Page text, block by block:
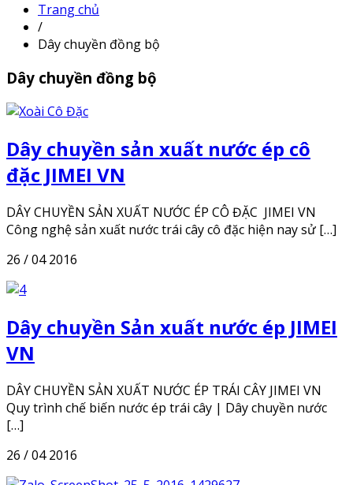
Trang chủ
/
Dây chuyền đồng bộ
Dây chuyền đồng bộ
Dây chuyền sản xuất nước ép cô
đặc JIMEI VN
DÂY CHUYỀN SẢN XUẤT NƯỚC ÉP CÔ ĐẶC JIMEI VN
Công nghệ sản xuất nước trái cây cô đặc hiện nay sử […]
26 / 04 2016
Dây chuyền Sản xuất nước ép JIMEI
VN
DÂY CHUYỀN SẢN XUẤT NƯỚC ÉP TRÁI CÂY JIMEI VN
Quy trình chế biến nước ép trái cây | Dây chuyền nước
[…]
26 / 04 2016